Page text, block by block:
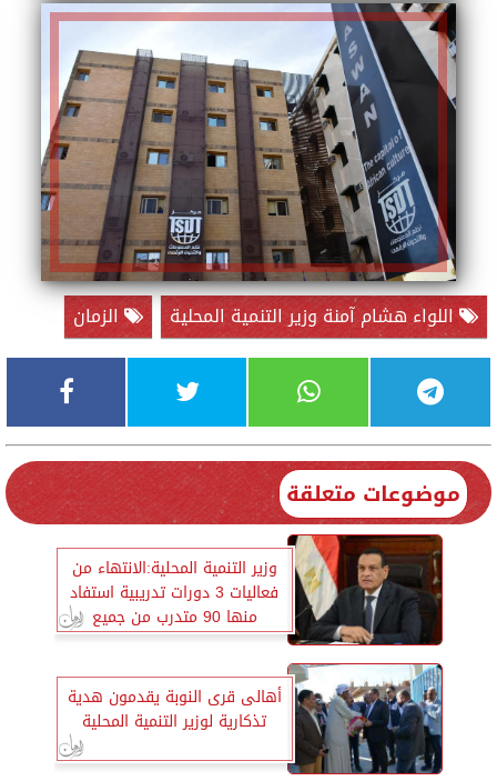
اللواء هشام آمنة وزير التنمية المحلية الزمان
موضوعات متعلقة
وزير التنمية المحلية:الانتهاء من
فعاليات 3 دورات تدريبية استفاد
منها 90 متدرب من جميع
المحافظات
أهالى قرى النوبة يقدمون هدية
تذكارية لوزير التنمية المحلية